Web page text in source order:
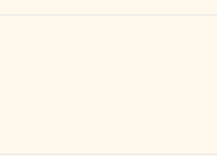
在身边这样那样的故